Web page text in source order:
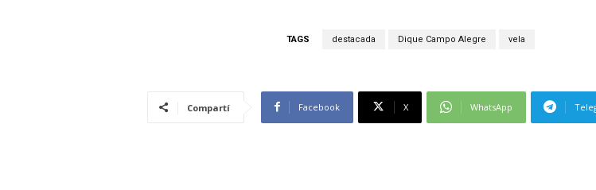
TAGS destacada Dique Campo Alegre vela
Compartí Facebook X WhatsApp